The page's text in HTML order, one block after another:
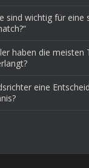
sind wichtig für eine
haben die meisten
eine